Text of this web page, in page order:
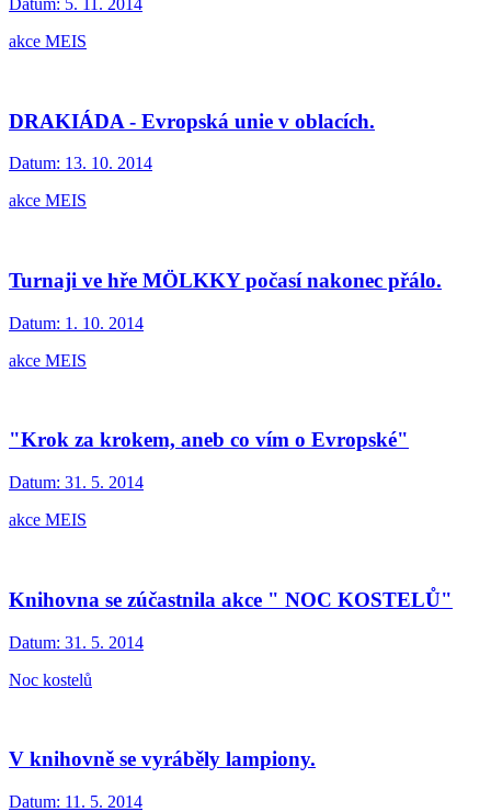
akce MEIS
DRAKIÁDA - Evropská unie v oblacích.
Datum: 13. 10. 2014
akce MEIS
Turnaji ve hře MÖLKKY počasí nakonec přálo.
Datum: 1. 10. 2014
akce MEIS
"Krok za krokem, aneb co vím o Evropské"
Datum: 31. 5. 2014
akce MEIS
Knihovna se zúčastnila akce " NOC KOSTELŮ"
Datum: 31. 5. 2014
Noc kostelů
V knihovně se vyráběly lampiony.
Datum: 11. 5. 2014